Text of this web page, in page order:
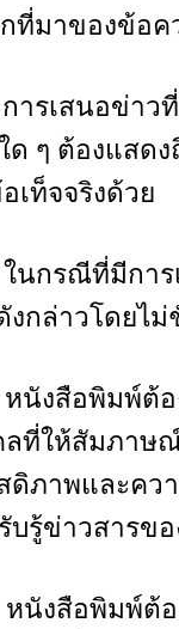
ที่มาของข้อ
ารเสนอข่าว
ด ๆ ต้องแสด
เท็จจริงด้วย
นกรณีที่มีกา
กล่าวโดยไ
นังสือพิมพ์ต้อ
ที่ให้สัมภาษณ์
ดิภาพและคว
บรู้ข่าวสารข
นังสือพิมพ์ต้